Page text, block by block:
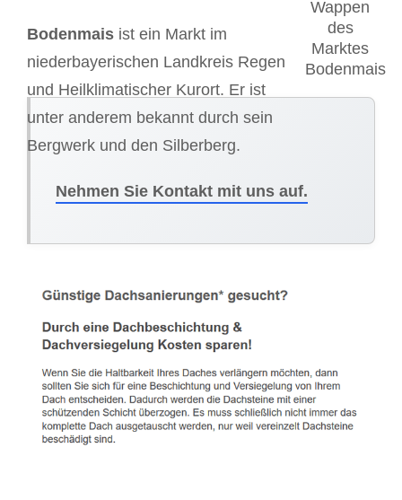
Bodenmais ist ein Markt im
niederbayerischen Landkreis Regen
und Heilklimatischer Kurort. Er ist
unter anderem bekannt durch sein
Bergwerk und den Silberberg.
Nehmen Sie Kontakt mit uns auf.